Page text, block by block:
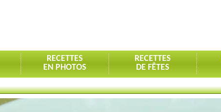
RECETTES
EN PHOTOS
RECETTES
DE FÊTES